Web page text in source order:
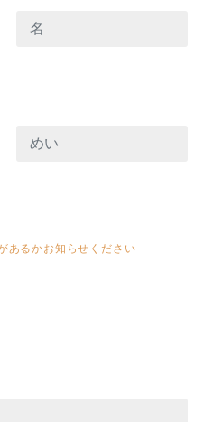
あるかお知らせください